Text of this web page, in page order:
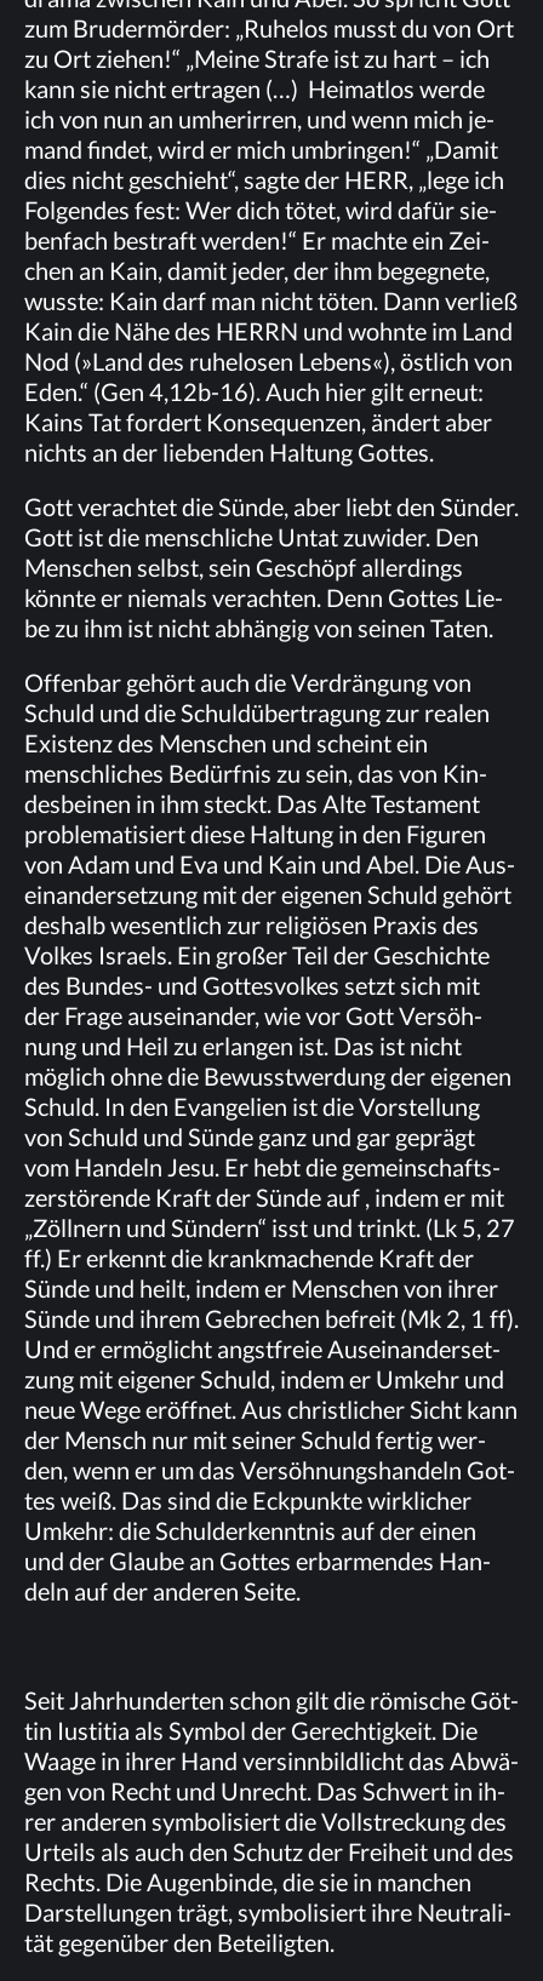
zum Bru­der­mör­der: „Ru­he­los musst du von Ort
zu Ort zie­hen!“ „Mei­ne Stra­fe ist zu hart – ich
kann sie nicht er­tra­gen (…) Hei­mat­los wer­de
ich von nun an um­her­ir­ren, und wenn mich je­
mand fin­det, wird er mich um­brin­gen!“ „Da­mit
dies nicht ge­schieht“, sag­te der HERR, „lege ich
Fol­gen­des fest: Wer dich tö­tet, wird da­für sie­
ben­fach be­straft wer­den!“ Er mach­te ein Zei­
chen an Kain, da­mit je­der, der ihm be­geg­ne­te,
wuss­te: Kain darf man nicht tö­ten. Dann ver­ließ
Kain die Nähe des HERRN und wohn­te im Land
Nod (»Land des ru­he­lo­sen Le­bens«), öst­lich von
Eden.“ (Gen 4,12b-16). Auch hier gilt er­neut:
Kains Tat for­dert Kon­se­quen­zen, än­dert aber
nichts an der lie­ben­den Hal­tung Gottes.
Gott ver­ach­tet die Sün­de, aber liebt den Sün­der.
Gott ist die mensch­li­che Un­tat zu­wi­der. Den
Men­schen selbst, sein Ge­schöpf al­ler­dings
könn­te er nie­mals ver­ach­ten. Denn Got­tes Lie­
be zu ihm ist nicht ab­hän­gig von sei­nen Taten.
Of­fen­bar ge­hört auch die Ver­drän­gung von
Schuld und die Schuld­über­tra­gung zur rea­len
Exis­tenz des Men­schen und scheint ein
mensch­li­ches Be­dürf­nis zu sein, das von Kin­
des­bei­nen in ihm steckt. Das Alte Tes­ta­ment
pro­ble­ma­ti­siert die­se Hal­tung in den Fi­gu­ren
von Adam und Eva und Kain und Abel. Die Aus­
ein­an­der­set­zung mit der ei­ge­nen Schuld ge­hört
des­halb we­sent­lich zur re­li­giö­sen Pra­xis des
Vol­kes Is­ra­els. Ein gro­ßer Teil der Ge­schich­te
des Bun­des- und Got­tes­vol­kes setzt sich mit
der Fra­ge aus­ein­an­der, wie vor Gott Ver­söh­
nung und Heil zu er­lan­gen ist. Das ist nicht
mög­lich ohne die Be­wusst­wer­dung der ei­ge­nen
Schuld. In den Evan­ge­li­en ist die Vor­stel­lung
von Schuld und Sün­de ganz und gar ge­prägt
vom Han­deln Jesu. Er hebt die ge­mein­schafts­
zer­stö­ren­de Kraft der Sün­de auf , in­dem er mit
„Zöll­nern und Sün­dern“ isst und trinkt. (Lk 5, 27
ff.) Er er­kennt die krank­ma­chen­de Kraft der
Sün­de und heilt, in­dem er Men­schen von ih­rer
Sün­de und ih­rem Ge­bre­chen be­freit (Mk 2, 1 ff).
Und er er­mög­licht angst­freie Aus­ein­an­der­set­
zung mit ei­ge­ner Schuld, in­dem er Um­kehr und
neue Wege er­öff­net. Aus christ­li­cher Sicht kann
der Mensch nur mit sei­ner Schuld fer­tig wer­
den, wenn er um das Ver­söh­nungs­han­deln Got­
tes weiß. Das sind die Eck­punk­te wirk­li­cher
Um­kehr: die Schuld­er­kennt­nis auf der ei­nen
und der Glau­be an Got­tes er­bar­men­des Han­
deln auf der an­de­ren Seite.
Seit Jahr­hun­der­ten schon gilt die rö­mi­sche Göt­
tin Ius­ti­tia als Sym­bol der Ge­rech­tig­keit. Die
Waa­ge in ih­rer Hand ver­sinn­bild­licht das Ab­wä­
gen von Recht und Un­recht. Das Schwert in ih­
rer an­de­ren sym­bo­li­siert die Voll­stre­ckung des
Ur­teils als auch den Schutz der Frei­heit und des
Rechts. Die Au­gen­bin­de, die sie in man­chen
Dar­stel­lun­gen trägt, sym­bo­li­siert ihre Neu­tra­li­
tät ge­gen­über den Beteiligten.